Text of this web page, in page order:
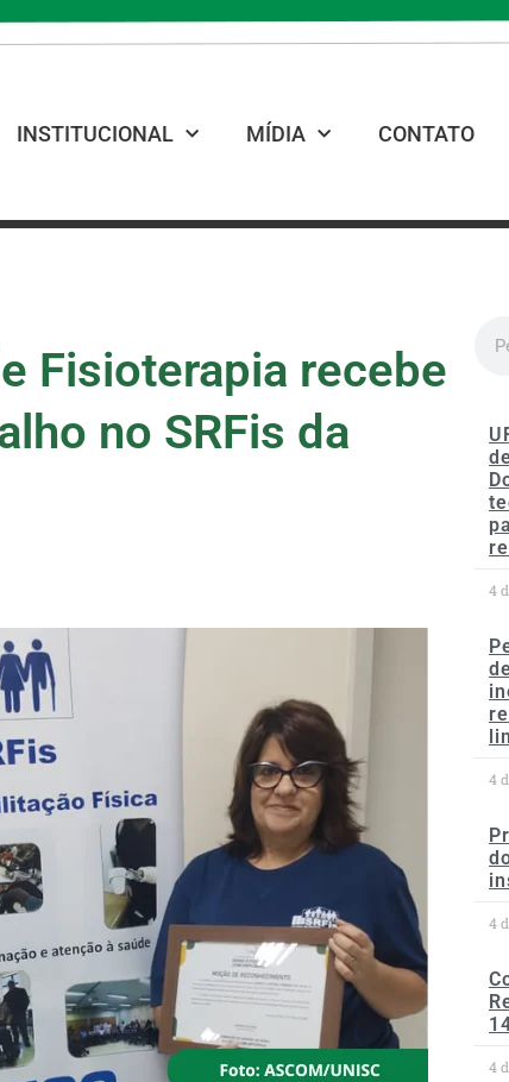
INSTITUCIONAL MÍDIA CONTATO
Fisioterapia recebe
no SRFis da
4
4
4
4